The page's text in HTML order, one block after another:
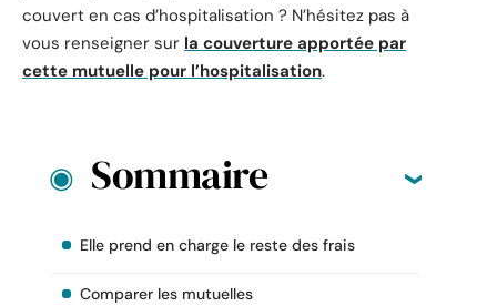
couvert en cas d’hospitalisation ? N’hésitez pas à
vous renseigner sur la couverture apportée par
cette mutuelle pour l’hospitalisation.
Sommaire
Elle prend en charge le reste des frais
Comparer les mutuelles